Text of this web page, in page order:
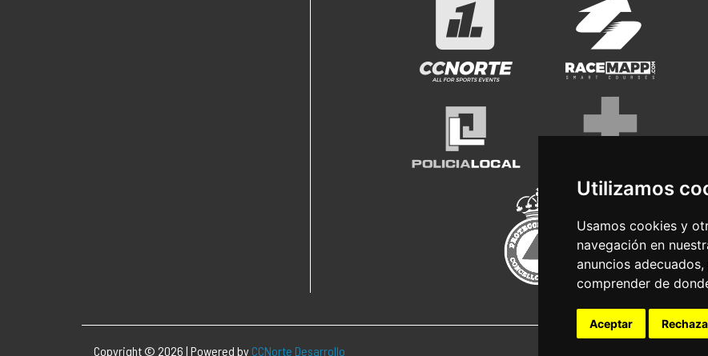
Utilizamos
Usamos cookies y
navegación en
anuncios
comprender de
Aceptar
Copyright © 2026 | Powered by CCNorte Desarrollo